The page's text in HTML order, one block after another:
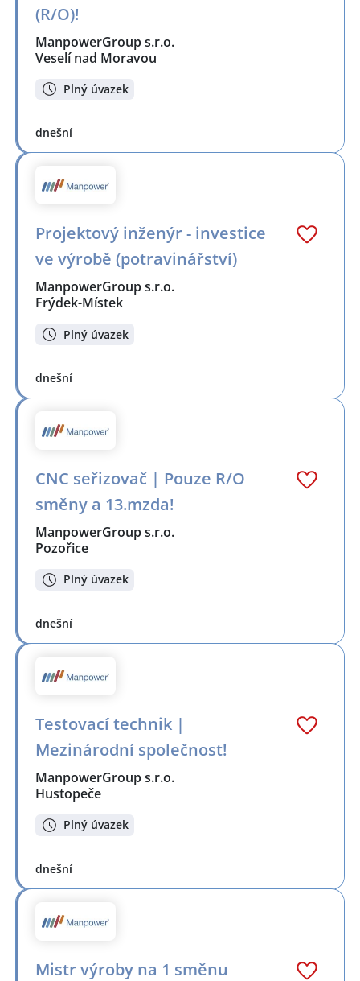
(R/O)!
ManpowerGroup s.r.o.
Veselí nad Moravou
Plný úvazek
dnešní
Projektový inženýr - investice
ve výrobě (potravinářství)
ManpowerGroup s.r.o.
Frýdek-Místek
Plný úvazek
dnešní
CNC seřizovač | Pouze R/O
směny a 13.mzda!
ManpowerGroup s.r.o.
Pozořice
Plný úvazek
dnešní
Testovací technik |
Mezinárodní společnost!
ManpowerGroup s.r.o.
Hustopeče
Plný úvazek
dnešní
Mistr výroby na 1 směnu